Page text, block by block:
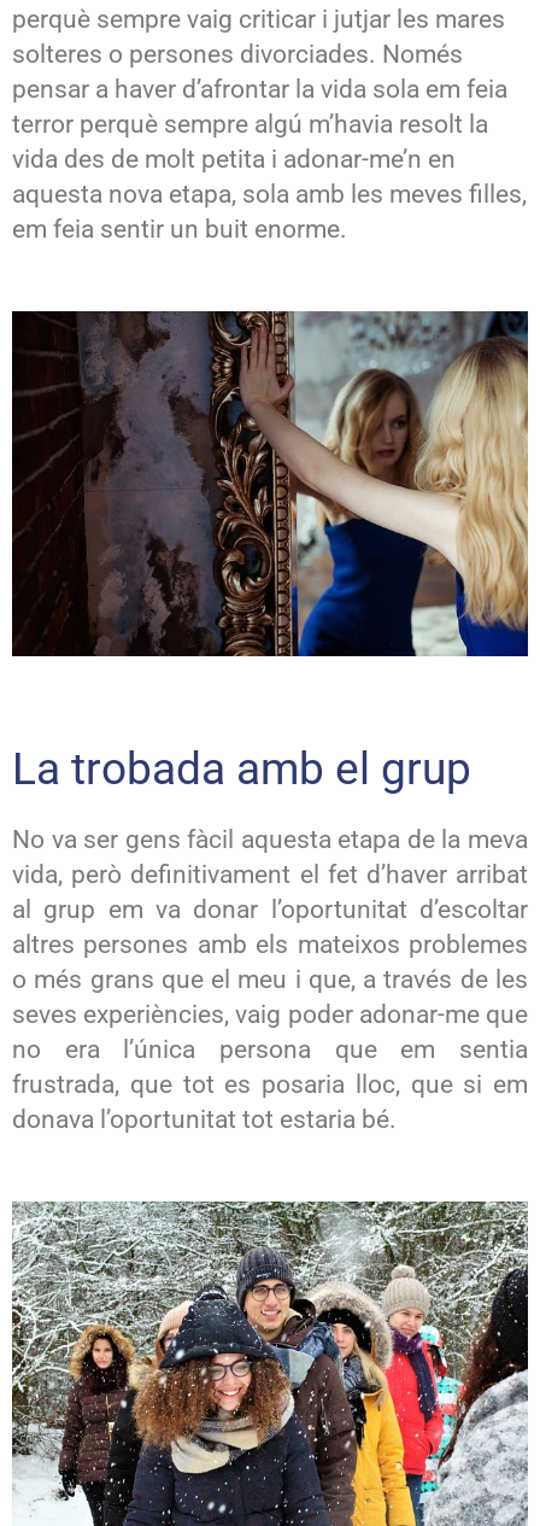
perquè sempre vaig criticar i jutjar les mares
solteres o persones divorciades. Només
pensar a haver d’afrontar la vida sola em feia
terror perquè sempre algú m’havia resolt la
vida des de molt petita i adonar-me’n en
aquesta nova etapa, sola amb les meves filles,
em feia sentir un buit enorme.
La trobada amb el grup
No va ser gens fàcil aquesta etapa de la meva
vida, però definitivament el fet d’haver arribat
al grup em va donar l’oportunitat d’escoltar
altres persones amb els mateixos problemes
o més grans que el meu i que, a través de les
seves experiències, vaig poder adonar-me que
no era l’única persona que em sentia
frustrada, que tot es posaria lloc, que si em
donava l’oportunitat tot estaria bé.